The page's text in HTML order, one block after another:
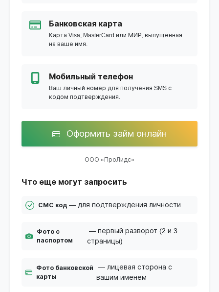
Банковская карта
Карта Visa, MasterCard или МИР, выпущенная
на ваше имя.
Мобильный телефон
Ваш личный номер для получения SMS с
кодом подтверждения.
Оформить займ онлайн
ООО «ПроЛидс»
Что еще могут запросить
СМС код — для подтверждения личности
Фото с
паспортом
— первый разворот (2 и 3
страницы)
Фото банковской
карты
— лицевая сторона с
вашим именем